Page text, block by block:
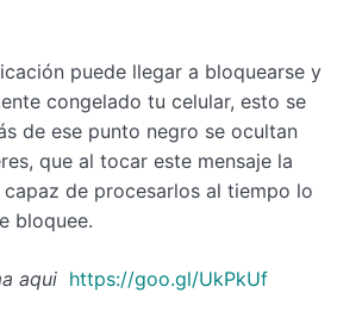
puede llegar a bloquearse y
congelado tu celular, esto se
de ese punto negro se ocultan
que al tocar este mensaje la
de procesarlos al tiempo lo
bloquee.
aqui https://goo.gl/UkPkUf